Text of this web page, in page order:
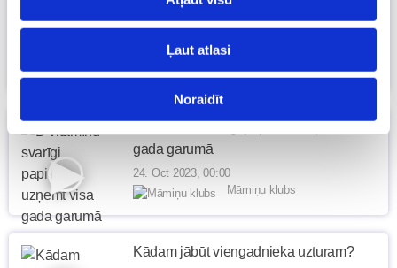
Ļaut atlasi
Noraidīt
25. novembrī aicinām uz lielo Māmiņu
kongresu Jūrmalā!
15. Nov 2023, 06:36
gada garumā
24. Oct 2023, 00:00
Māmiņu klubs
Kādam jābūt viengadnieka uzturam?